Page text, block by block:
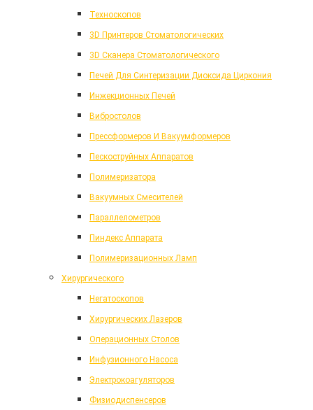
Техноскопов
3D Принтеров Стоматологических
3D Сканера Стоматологического
Печей Для Синтеризации Диоксида Циркония
Инжекционных Печей
Вибростолов
Прессформеров И Вакуумформеров
Пескоструйных Аппаратов
Полимеризатора
Вакуумных Смесителей
Параллелометров
Пиндекс Аппарата
Полимеризационных Ламп
Хирургического
Негатоскопов
Хирургических Лазеров
Операционных Столов
Инфузионного Насоса
Электрокоагуляторов
Физиодиспенсеров